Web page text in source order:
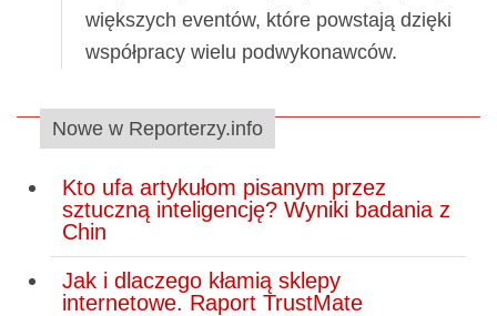
większych eventów, które powstają dzięki
współpracy wielu podwykonawców.
Nowe w Reporterzy.info
Kto ufa artykułom pisanym przez
sztuczną inteligencję? Wyniki badania z
Chin
Jak i dlaczego kłamią sklepy
internetowe. Raport TrustMate